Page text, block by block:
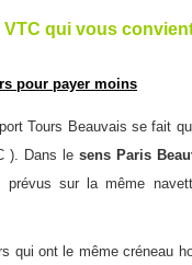
VTC qui vous
pour payer moins
Tours Beauvais se fait
). Dans le sens Paris
prévus sur la même
qui ont le même créneau